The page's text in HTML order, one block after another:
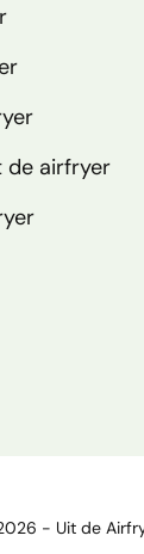
de airfryer
maken? |
- Uit de